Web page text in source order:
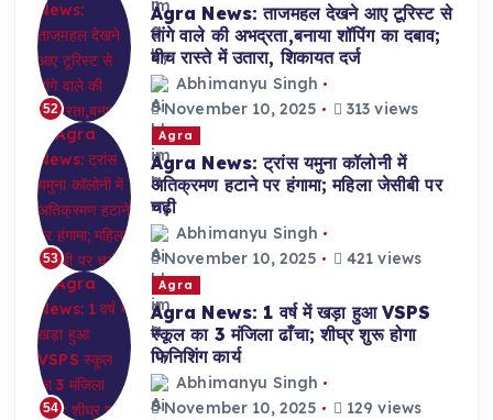
52
Agra News: ताजमहल देखने आए टूरिस्ट से
तांगे वाले की अभद्रता,बनाया शॉपिंग का दबाव;
बीच रास्ते में उतारा, शिकायत दर्ज
Abhimanyu Singh
November 10, 2025
313 views
53
Agra
Agra News: ट्रांस यमुना कॉलोनी में
अतिक्रमण हटाने पर हंगामा; महिला जेसीबी पर
चढ़ी
Abhimanyu Singh
November 10, 2025
421 views
54
Agra
Agra News: 1 वर्ष में खड़ा हुआ VSPS
स्कूल का 3 मंजिला ढाँचा; शीघ्र शुरू होगा
फिनिशिंग कार्य
Abhimanyu Singh
November 10, 2025
129 views